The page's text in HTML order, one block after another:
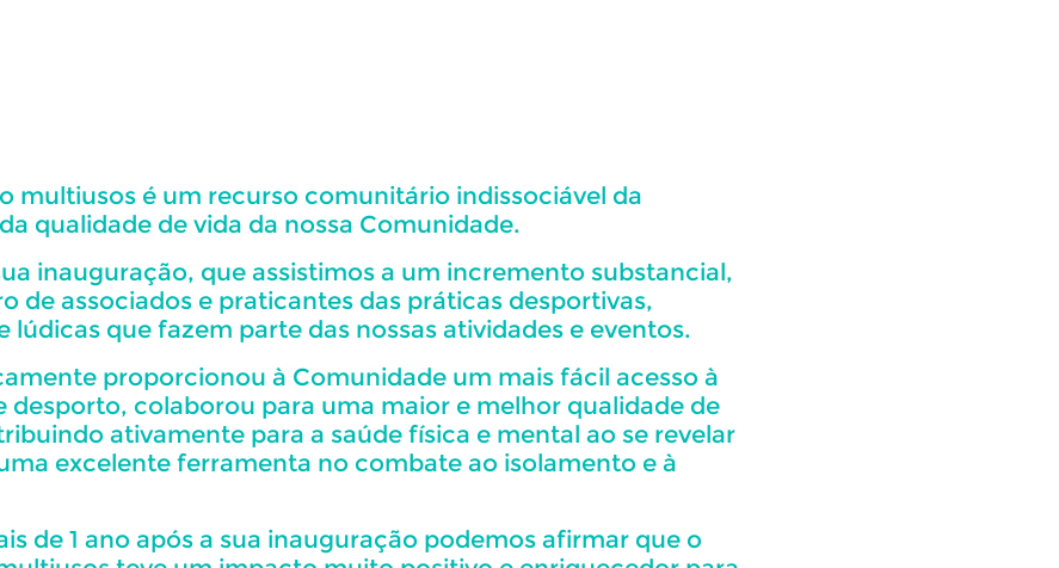
multiusos é um recurso comunitário indissociável da
qualidade de vida da nossa Comunidade.
inauguração, que assistimos a um incremento substancial,
de associados e praticantes das práticas desportivas,
lúdicas que fazem parte das nossas atividades e eventos.
proporcionou à Comunidade um mais fácil acesso à
desporto, colaborou para uma maior e melhor qualidade de
ativamente para a saúde física e mental ao se revelar
excelente ferramenta no combate ao isolamento e à
de 1 ano após a sua inauguração podemos afirmar que o